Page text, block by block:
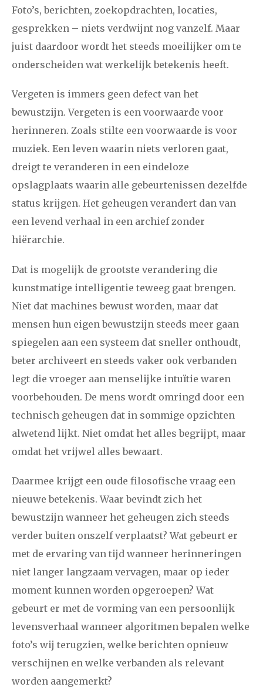
Foto’s, berichten, zoekopdrachten, locaties,
gesprekken – niets verdwijnt nog vanzelf. Maar
juist daardoor wordt het steeds moeilijker om te
onderscheiden wat werkelijk betekenis heeft.
Vergeten is immers geen defect van het
bewustzijn. Vergeten is een voorwaarde voor
herinneren. Zoals stilte een voorwaarde is voor
muziek. Een leven waarin niets verloren gaat,
dreigt te veranderen in een eindeloze
opslagplaats waarin alle gebeurtenissen dezelfde
status krijgen. Het geheugen verandert dan van
een levend verhaal in een archief zonder
hiërarchie.
Dat is mogelijk de grootste verandering die
kunstmatige intelligentie teweeg gaat brengen.
Niet dat machines bewust worden, maar dat
mensen hun eigen bewustzijn steeds meer gaan
spiegelen aan een systeem dat sneller onthoudt,
beter archiveert en steeds vaker ook verbanden
legt die vroeger aan menselijke intuïtie waren
voorbehouden. De mens wordt omringd door een
technisch geheugen dat in sommige opzichten
alwetend lijkt. Niet omdat het alles begrijpt, maar
omdat het vrijwel alles bewaart.
Daarmee krijgt een oude filosofische vraag een
nieuwe betekenis. Waar bevindt zich het
bewustzijn wanneer het geheugen zich steeds
verder buiten onszelf verplaatst? Wat gebeurt er
met de ervaring van tijd wanneer herinneringen
niet langer langzaam vervagen, maar op ieder
moment kunnen worden opgeroepen? Wat
gebeurt er met de vorming van een persoonlijk
levensverhaal wanneer algoritmen bepalen welke
foto’s wij terugzien, welke berichten opnieuw
verschijnen en welke verbanden als relevant
worden aangemerkt?